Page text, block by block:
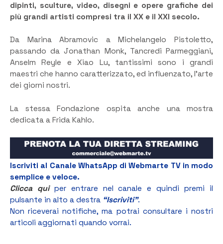
dipinti, sculture, video, disegni e opere grafiche dei
più grandi artisti compresi tra il XX e il XXI secolo.
Da Marina Abramovic a Michelangelo Pistoletto,
passando da Jonathan Monk, Tancredi Parmeggiani,
Anselm Reyle e Xiao Lu, tantissimi sono i grandi
maestri che hanno caratterizzato, ed influenzato, l’arte
dei giorni nostri.
La stessa Fondazione ospita anche una mostra
dedicata a Frida Kahlo.
Iscriviti al Canale WhatsApp di Webmarte TV in modo
semplice e veloce.
Clicca quiper entrare nel canale e quindi premi il
pulsante in alto a destra “Iscriviti”.
Non riceverai notifiche, ma potrai consultare i nostri
articoli aggiornati quando vorrai.